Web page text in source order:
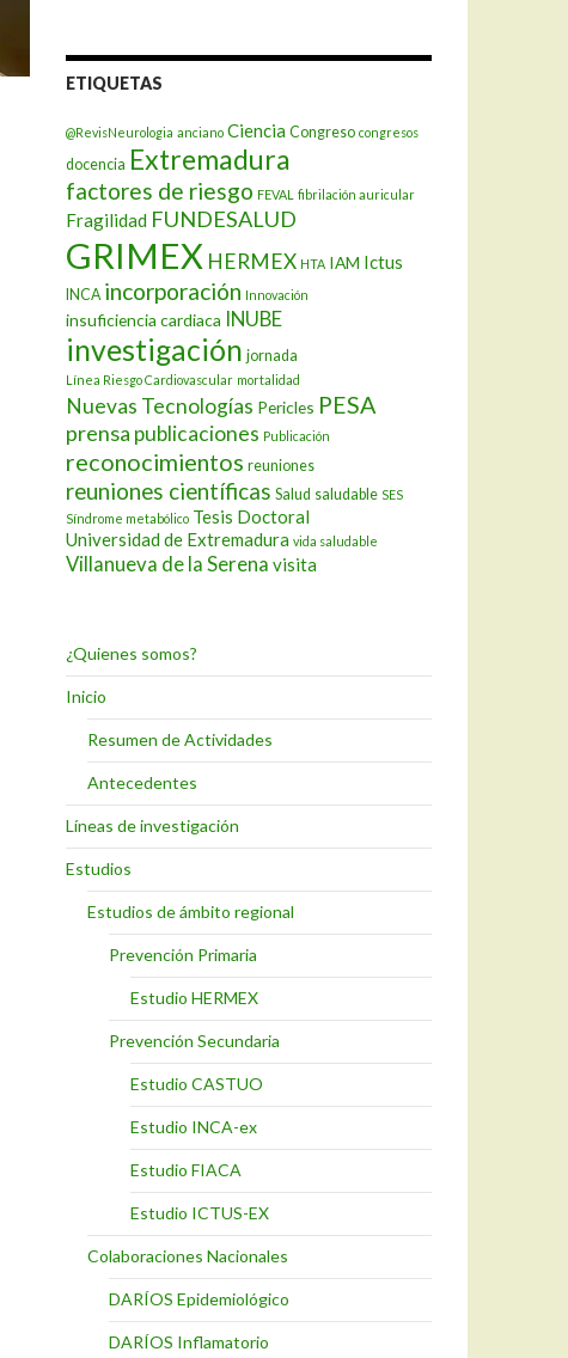
ETIQUETAS
@RevisNeurologia anciano Ciencia Congreso congresos
docencia Extremadura
factores de riesgo FEVAL fibrilación auricular
Fragilidad FUNDESALUD
GRIMEX HERMEX HTA IAM Ictus
INCA incorporación Innovación
insuficiencia cardiaca INUBE
investigación jornada
Línea Riesgo Cardiovascular mortalidad
Nuevas Tecnologías Pericles PESA
prensa publicaciones Publicación
reconocimientos reuniones
reuniones científicas Salud saludable SES
Síndrome metabólico Tesis Doctoral
Universidad de Extremadura vida saludable
Villanueva de la Serena visita
¿Quienes somos?
Inicio
Resumen de Actividades
Antecedentes
Líneas de investigación
Estudios
Estudios de ámbito regional
Prevención Primaria
Estudio HERMEX
Prevención Secundaria
Estudio CASTUO
Estudio INCA-ex
Estudio FIACA
Estudio ICTUS-EX
Colaboraciones Nacionales
DARÍOS Epidemiológico
DARÍOS Inflamatorio